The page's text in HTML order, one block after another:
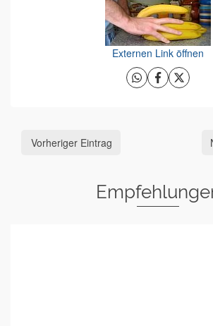
Externen Link öffnen
Vorheriger Eintrag